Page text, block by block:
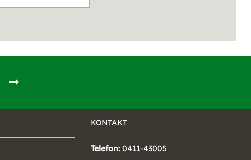
KONTAKT
Telefon: 0411-43005